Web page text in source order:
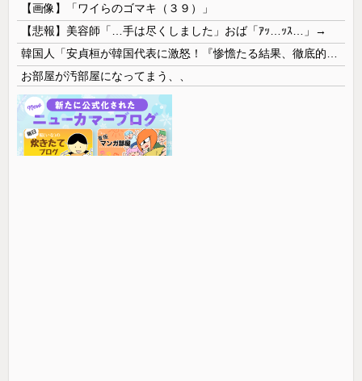
【画像】「ワイらのゴマキ（３９）」
【悲報】美容師「…手は尽くしました」おば「ｱｯ…ｯｽ…」→
お部屋が汚部屋になってまう、、